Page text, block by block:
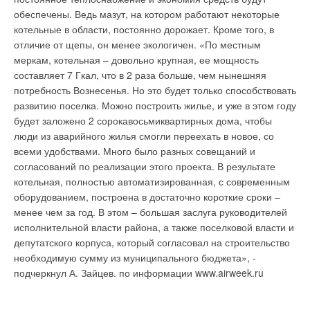
обеспечены. Ведь мазут, на котором работают некоторые
котельные в области, постоянно дорожает. Кроме того, в
отличие от щепы, он менее экологичен. «По местным
меркам, котельная – довольно крупная, ее мощность
составляет 7 Гкал, что в 2 раза больше, чем нынешняя
потребность Вознесенья. Но это будет только способствовать
развитию поселка. Можно построить жилье, и уже в этом году
будет заложено 2 сорокавосьмиквартирных дома, чтобы
люди из аварийного жилья смогли переехать в новое, со
всеми удобствами. Много было разных совещаний и
согласований по реализации этого проекта. В результате
котельная, полностью автоматизированная, с современным
оборудованием, построена в достаточно короткие сроки –
менее чем за год. В этом – большая заслуга руководителей
исполнительной власти района, а также поселковой власти и
депутатского корпуса, который согласовал на строительство
необходимую сумму из муниципального бюджета», -
подчеркнул А. Зайцев. по информации www.airweek.ru
сохранится комфортная температура. Просто и гениально!
Все больше людей возвращаются к этой "дедовской" системе
охлаждения воздуха. Так семья из американского городка
Энн Арбор, что в штате Мичигна, недавно установила в доме
систему центральной вентиляции, что обошлось им всего в
$250. За центральное кондиционирование они бы выложили
$9 500. Это довольно жаркое лето семейство пережило
замечательно.
Комментарии
В этой теме еще нет комментариев
Добавить комментарий
уровне (включая дочерние предприятия) увеличились на
13,8 %, по сравнению с аналогичным периодом прошлого
года, и достигли 14,497 триллиона вон (11,229 миллиарда
долларов). Операционная прибыль превысила 1,1
триллиона вон (878 миллионов долларов), что определило
маржу прибыли на уровне 7,8%, что на 1,1% больше, чем в
прошлом году. На уровне материнской компании компания
зафиксировала рекордный объем продаж в размере KRW
8,477 триллиона (USD 6,566 миллиарда), а прибыль от
операционной деятельности составила KRW 714
миллиардов (USD 553 миллиона). В подразделении Home
Entertainment Company объем продаж увеличился на 19,3%,
до KRW 4,509 триллионов (USD 3,49 миллиарда), а прибыль
составила KRW 224 миллиарда (USD 174 миллиона) с
маржей прибыли 5.0%, что на 4,7% выше результатов
прошлого года, благодаря высокому уровню продаж
плоскопанельных телевизоров, в особенности
жидкокристаллических, даже во время несезона. Поставки